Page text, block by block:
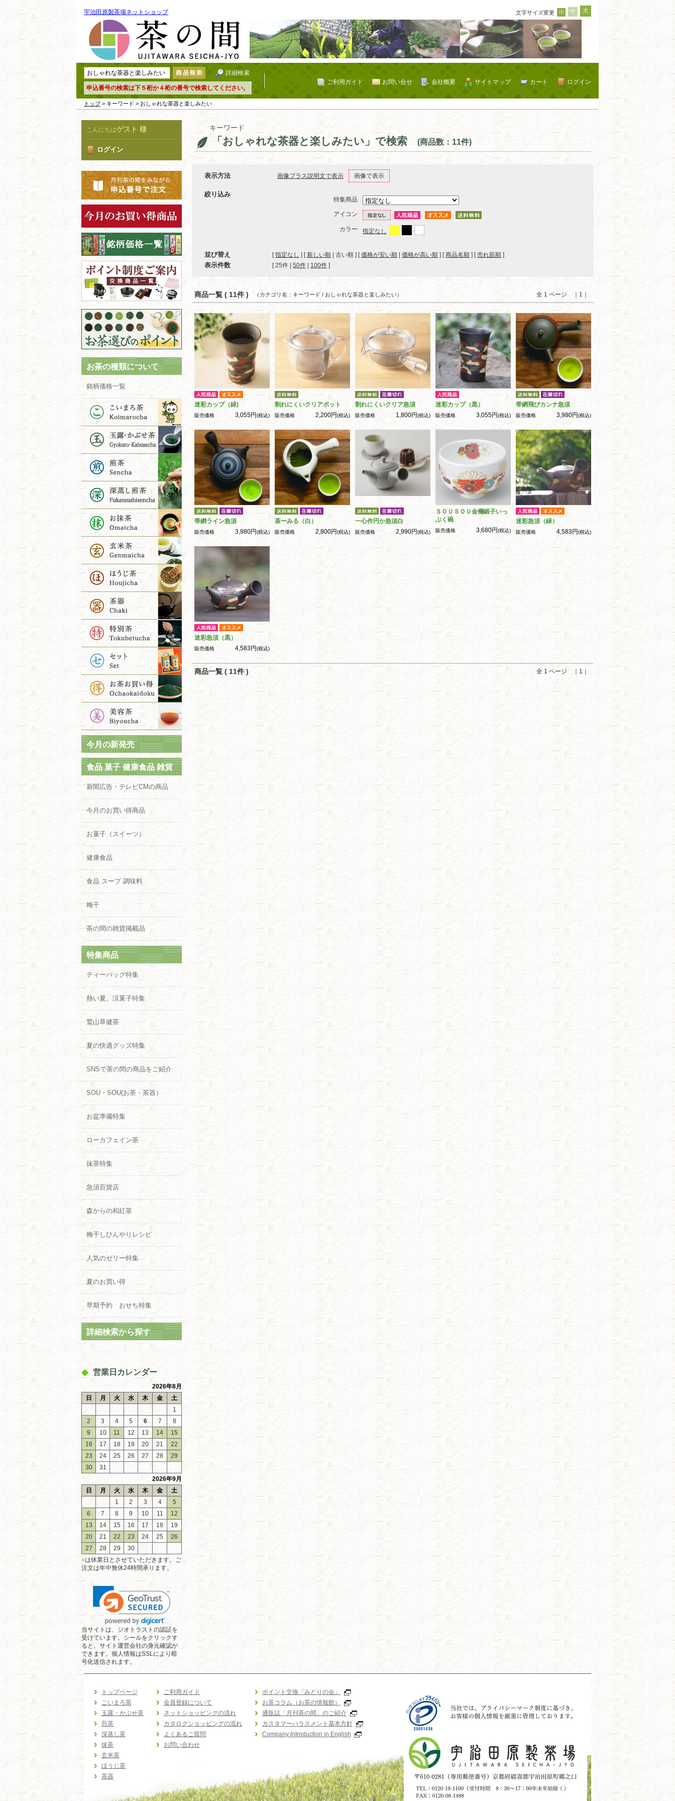
宇治田原製茶場ネットショップ 文字サイズ変更 小 中 大
詳細検索
申込番号の検索は下５桁か４桁の番号で検索してください。
ログイン
カート
サイトマップ
会社概要
お問い合せ
ご利用ガイド
トップ> キーワード > おしゃれな茶器と楽しみたい
こんにちはゲスト 様
ログイン
お茶の種類について
銘柄価格一覧
今月の新発売
食品 菓子 健康食品 雑貨
新聞広告・テレビCMの商品
今月のお買い得商品
お菓子（スイーツ）
健康食品
食品 スープ 調味料
梅干
茶の間の雑貨掲載品
特集商品
ティーバッグ特集
熱い夏。涼菓子特集
鷲山草健茶
夏の快適グッズ特集
SNSで茶の間の商品をご紹介
SOU・SOU(お茶・茶器）
お盆準備特集
ローカフェイン茶
抹茶特集
急須百貨店
森からの和紅茶
梅干しひんやりレシピ
人気のゼリー特集
夏のお買い得
早期予約 おせち特集
詳細検索から探す
営業日カレンダー
2026年8月
日
月 火 水 木 金
土
1
2
3 4 5 6 7
8
9
10 11 12 13 14
15
16
17 18 19 20 21
22
23
24 25 26 27 28
29
30
31
2026年9月
日
月 火 水 木 金
土
1
2 3 4
5
6
7 8 9 10 11
12
13
14 15 16 17 18
19
20
21 22 23 24 25
26
27
28 29
30
■は休業日とさせていただきます。ご
注文は年中無休24時間承ります。
当サイトは、ジオトラストの認証を
受けています。シールをクリックす
ると、サイト運営会社の身元確認が
できます。個人情報はSSLにより暗
号化送信されます。
キーワード
「おしゃれな茶器と楽しみたい」で検索 (商品数：11件)
表示方法 画像プラス説明文で表示 画像で表示
絞り込み
特集商品
アイコン
カラー 指定なし
並び替え [指定なし ] [ 新しい順 | 古い順 ] [価格が安い順 価格が高い順 ] [商品名順 ] [売れ筋順 ]
表示件数 [ 25件 50件 100件 ]
商品一覧 ( 11件 ) 全 1 ページ ｜1｜
（カテゴリ名：キーワード / おしゃれな茶器と楽しみたい）
迷彩カップ（緑)
販売価格 3,055円(税込)
割れにくいクリアポット
販売価格 2,200円(税込)
割れにくいクリア急須
販売価格 1,800円(税込)
迷彩カップ（黒）
販売価格 3,055円(税込)
帯網飛びカンナ急須
販売価格 3,980円(税込)
帯網ライン急須
販売価格 3,980円(税込)
茶ーみる（白）
販売価格 2,800円(税込)
一心作円か急須白
販売価格 2,990円(税込)
ＳＯＵＳＯＵ金襴緞子いっ
ぷく碗
販売価格 3,680円(税込)
迷彩急須（緑）
販売価格 4,583円(税込)
迷彩急須（黒）
販売価格 4,583円(税込)
商品一覧 ( 11件 ) 全 1 ページ ｜1｜
トップページ
こいまろ茶
玉露・かぶせ茶
煎茶
深蒸し茶
抹茶
玄米茶
ほうじ茶
茶器
ご利用ガイド
会員登録について
ネットショッピングの流れ
カタログショッピングの流れ
よくあるご質問
お問い合わせ
ポイント交換「みどりの会」
お茶コラム（お茶の情報館）
通販誌「月刊茶の間」のご紹介
カスタマーハラスメント基本方針
Company Introduction in English